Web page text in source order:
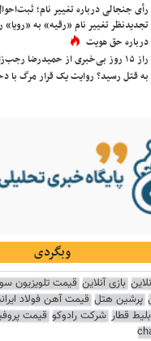
رأی جنجالی درباره تغییر نام؛
تجدیدنظر تغییر نام «رقیه» به
درباره حق هویت
راز ۱۵ روز بی‌خبری از حمیدرضا
به قتل رسید؟ روایت یک قرار مرگ با
وبگردی
بازی آنلاین قیمت تلویزیون
پرشین هتل قیمت آهن فولاد
بلیط قطار شرکت رادوکو قیمت